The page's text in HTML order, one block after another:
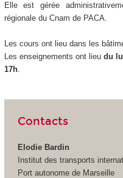
Elle est gérée
régionale du Cnam de PACA.
Les cours ont lieu dans les
Les enseignements ont lieudu
17h.
Contacts
Elodie Bardin
Institut des transports
Port autonome de Marseille